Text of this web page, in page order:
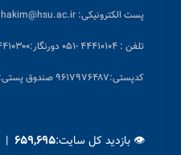
پست الکترونیکی: hakim@hsu.ac.ir
تلفن : ۴۴۴۱۰۱۰۴ -۰۵۱ دورنگار:۴۴۴۱۰۳۰۰ -۰۵۱
کدپستی:۹۶۱۷۹۷۶۴۸۷ صندوق پستی:۳۹۷
👁 بازدید کل سایت:۶۵۹,۶۹۵ |